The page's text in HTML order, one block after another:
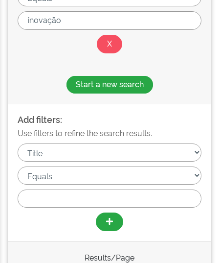
Start a new search
Add filters:
Use filters to refine the search results.
Results/Page